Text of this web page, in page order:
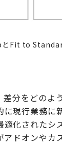
とFit to
分をどのよ
現行業務に
化された
ドオンやカ